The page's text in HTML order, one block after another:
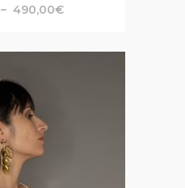
– 490,00€Plage